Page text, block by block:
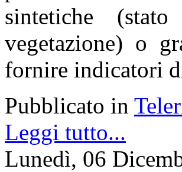
sintetiche
vegetazione) o
fornire indicatori
Pubblicato in
Leggi tutto...
Lunedì, 06